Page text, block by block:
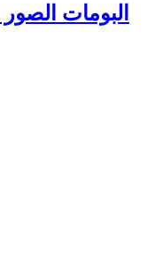
البومات الصور